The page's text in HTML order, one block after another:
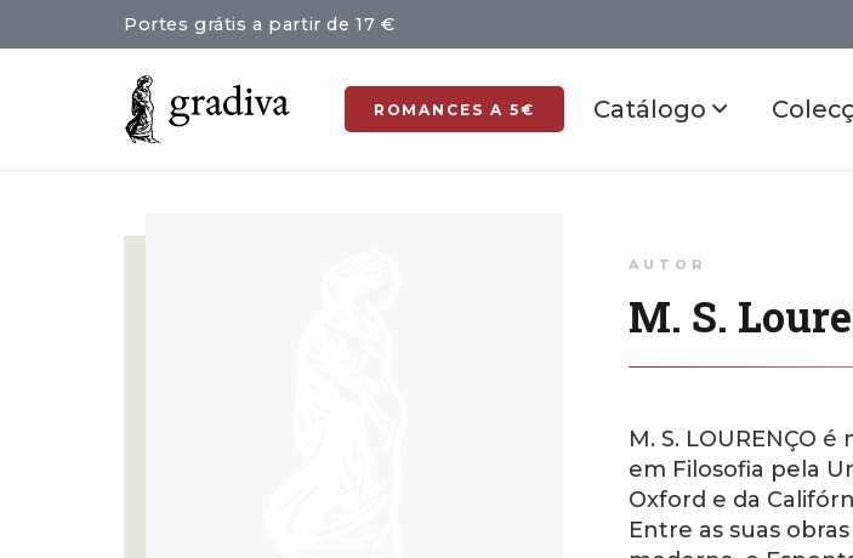
Portes grátis a partir de 17 €
ROMANCES A 5€ Catálogo
AUTOR
M. S.
M. S. LOURENÇO
em Filosofia pela
Oxford e da
Entre as suas